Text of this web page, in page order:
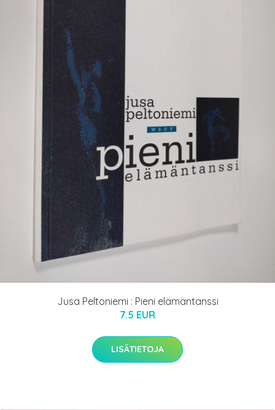
Jusa Peltoniemi : Pieni elämäntanssi
7.5 EUR
LISÄTIETOJA